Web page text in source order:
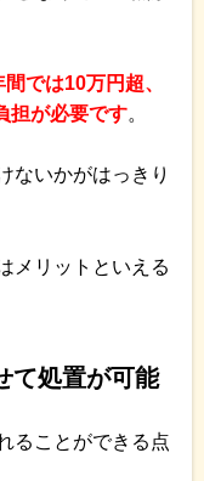
では10万円超、
担が必要です。
ないかがはっきり
メリットといえる
て処置が可能
ることができる点